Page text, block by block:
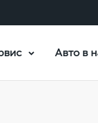
Авто в